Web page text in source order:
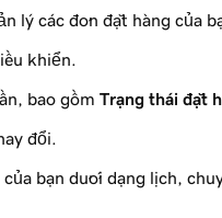
lý các đơn đặt hàng của
khiển.
bao gồm Trạng thái đặt
đổi.
bạn dưới dạng lịch,